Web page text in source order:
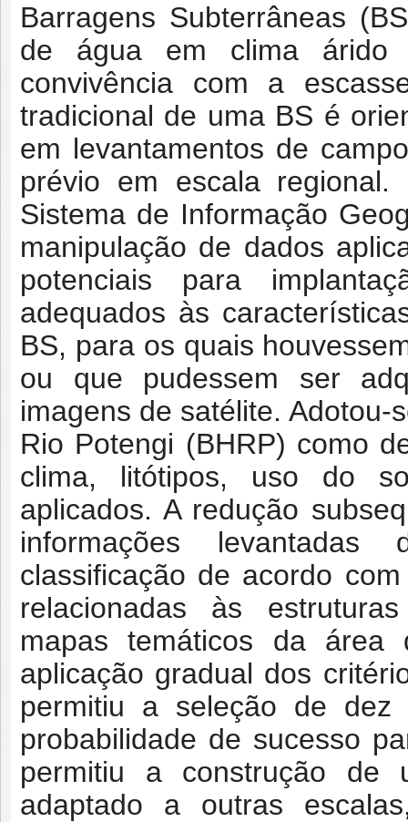
Barragens Subterrâneas
de água em clima árido
convivência com a
tradicional de uma BS é
em levantamentos de
prévio em escala
Sistema de Informação
manipulação de dados
potenciais para
adequados às
BS, para os quais
ou que pudessem ser
imagens de satélite.
Rio Potengi (BHRP) como
clima, litótipos, uso do
aplicados. A redução
informações
classificação de acordo
relacionadas às
mapas temáticos da área
aplicação gradual dos
permitiu a seleção de dez
probabilidade de sucesso
permitiu a construção
adaptado a outras